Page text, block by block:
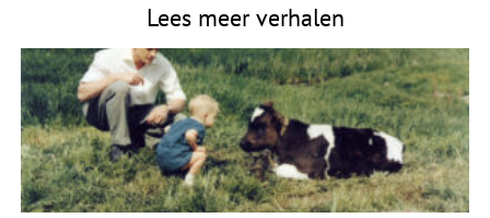
Lees meer verhalen